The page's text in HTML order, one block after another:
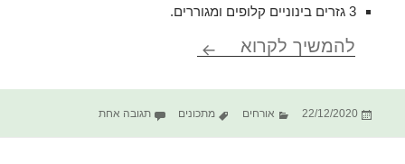
3 גזרים בינוניים קלופים ומגוררים.
להמשיך לקרוא עוגת גזר עם זיגוג לימון
פורסם
22/12/2020 קטגוריות
אורחים תגיות
מתכונים תגובה אחתעל עוגת גזר עם זיגוג